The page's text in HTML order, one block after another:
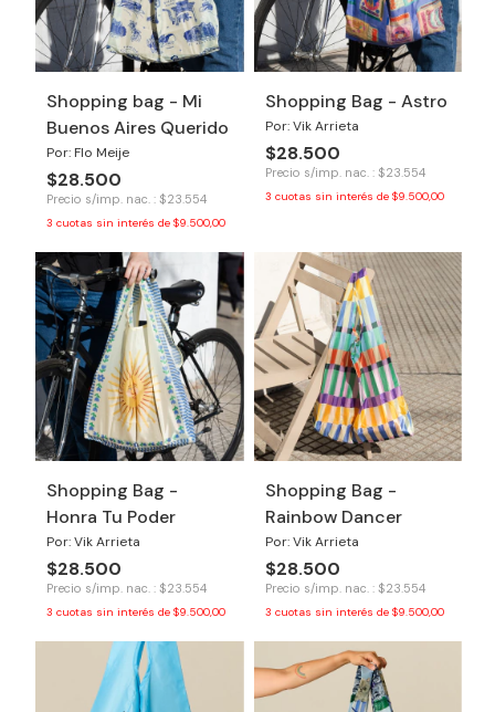
Shopping bag - Mi
Buenos Aires Querido
Por: Flo Meije
$28.500
Precio s/imp. nac. : $23.554
3 cuotas sin interés de $9.500,00
Shopping Bag - Astro
Por: Vik Arrieta
$28.500
Precio s/imp. nac. : $23.554
3 cuotas sin interés de $9.500,00
Shopping Bag -
Honra Tu Poder
Por: Vik Arrieta
$28.500
Precio s/imp. nac. : $23.554
3 cuotas sin interés de $9.500,00
Shopping Bag -
Rainbow Dancer
Por: Vik Arrieta
$28.500
Precio s/imp. nac. : $23.554
3 cuotas sin interés de $9.500,00